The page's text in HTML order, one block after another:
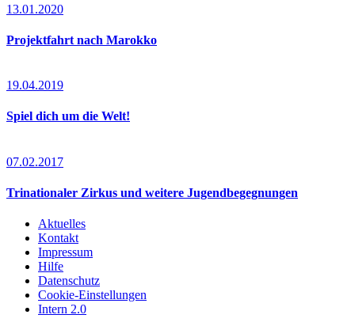
13.01.2020
Projektfahrt nach Marokko
19.04.2019
Spiel dich um die Welt!
07.02.2017
Trinationaler Zirkus und weitere Jugendbegegnungen
Aktuelles
Kontakt
Impressum
Hilfe
Datenschutz
Cookie-Einstellungen
Intern 2.0